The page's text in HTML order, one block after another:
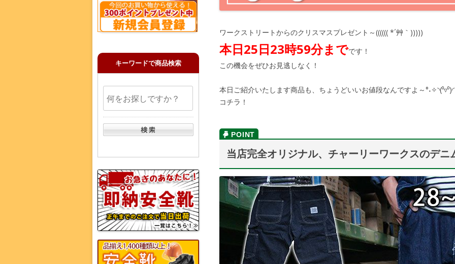
ワークストリートからのクリスマスプレゼント～(((((( *´艸｀)))))
本日25日23時59分までです！
この機会をぜひお見逃しなく！
本日ご紹介いたします商品も、ちょうどいいお値段なんですよ～
コチラ！
当店完全オリジナル、チャーリーワークスのデニ
キーワードで商品検索